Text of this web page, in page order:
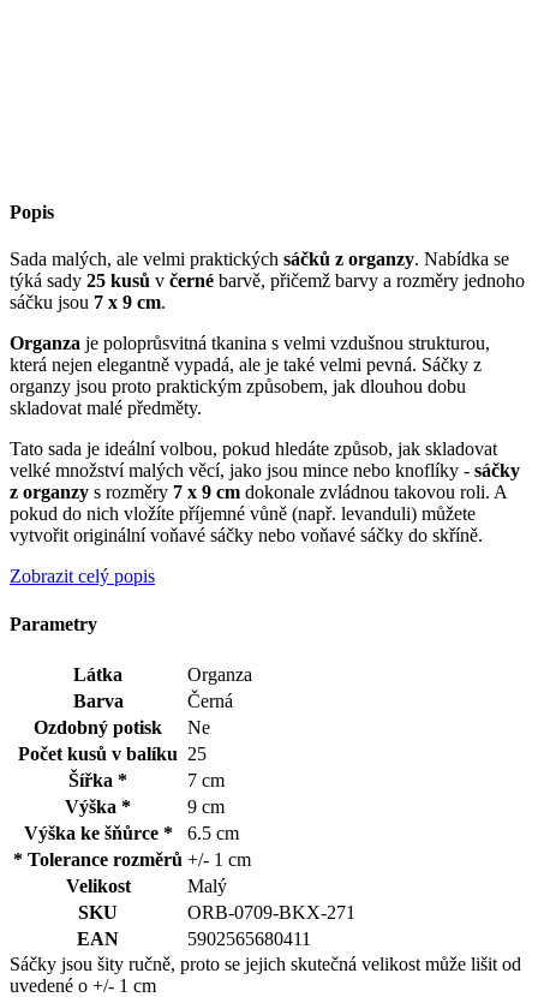
Popis
Sada malých, ale velmi praktických sáčků z organzy. Nabídka se
týká sady 25 kusů v černé barvě, přičemž barvy a rozměry jednoho
sáčku jsou 7 x 9 cm.
Organza je poloprůsvitná tkanina s velmi vzdušnou strukturou,
která nejen elegantně vypadá, ale je také velmi pevná. Sáčky z
organzy jsou proto praktickým způsobem, jak dlouhou dobu
skladovat malé předměty.
Tato sada je ideální volbou, pokud hledáte způsob, jak skladovat
velké množství malých věcí, jako jsou mince nebo knoflíky - sáčky
z organzy s rozměry 7 x 9 cm dokonale zvládnou takovou roli. A
pokud do nich vložíte příjemné vůně (např. levanduli) můžete
vytvořit originální voňavé sáčky nebo voňavé sáčky do skříně.
Zobrazit celý popis
Parametry
Látka
Organza
Barva
Černá
Ozdobný potisk
Ne
Počet kusů v balíku 25
Šířka *
7 cm
Výška *
9 cm
Výška ke šňůrce *
6.5 cm
* Tolerance rozměrů +/- 1 cm
Velikost
Malý
SKU
ORB-0709-BKX-271
EAN
5902565680411
Sáčky jsou šity ručně, proto se jejich skutečná velikost může lišit od
uvedené o +/- 1 cm